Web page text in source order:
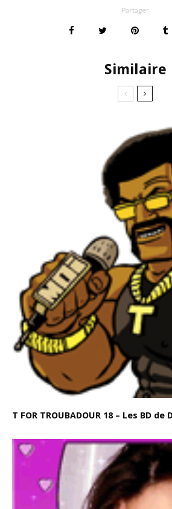
Partager
Similaire
T FOR TROUBADOUR 18 – Les BD de